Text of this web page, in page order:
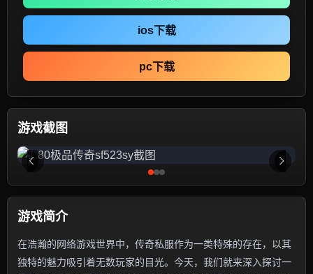
ios下载
pc下载
游戏截图
游戏简介
在浩瀚的网络游戏世界中，传奇私服作为一类特殊的存在，以其
独特的魅力吸引着无数玩家的目光。今天，我们就来深入探讨一